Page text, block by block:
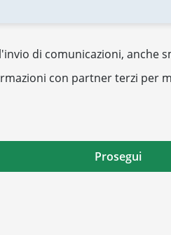
di comunicazioni, anche
con partner terzi per